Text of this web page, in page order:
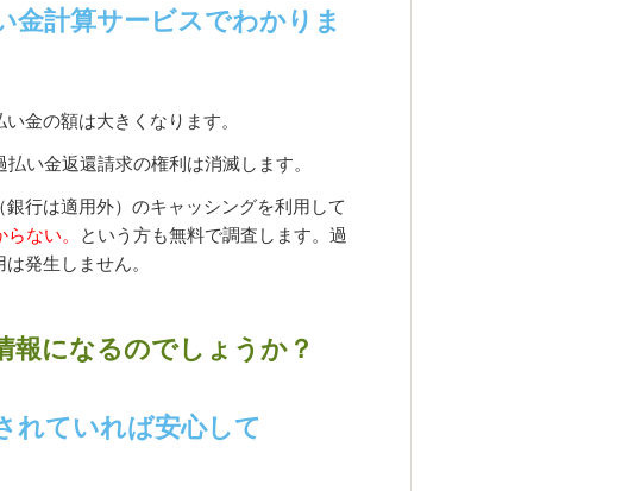
金計算サービスでわかりま
金の額は大きくなります。
い金返還請求の権利は消滅します。
行は適用外）のキャッシングを利用して
ない。
という方も無料で調査します。過
発生しません。
報になるのでしょうか？
れていれば安心して